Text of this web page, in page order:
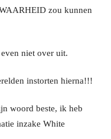
zou kunnen
niet over uit.
instorten hierna!!!
woord beste, ik heb
inzake White